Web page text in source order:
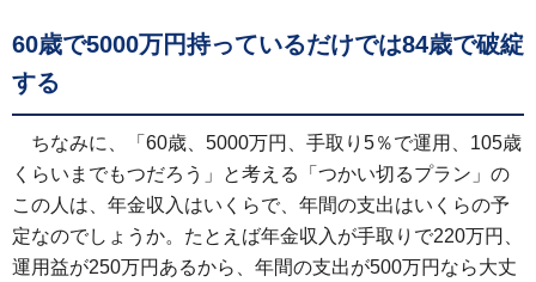
60歳で5000万円持っているだけでは84歳で破綻
する
ちなみに、「60歳、5000万円、手取り5％で運用、105歳
くらいまでもつだろう」と考える「つかい切るプラン」の
この人は、年金収入はいくらで、年間の支出はいくらの予
定なのでしょうか。たとえば年金収入が手取りで220万円、
運用益が250万円あるから、年間の支出が500万円なら大丈